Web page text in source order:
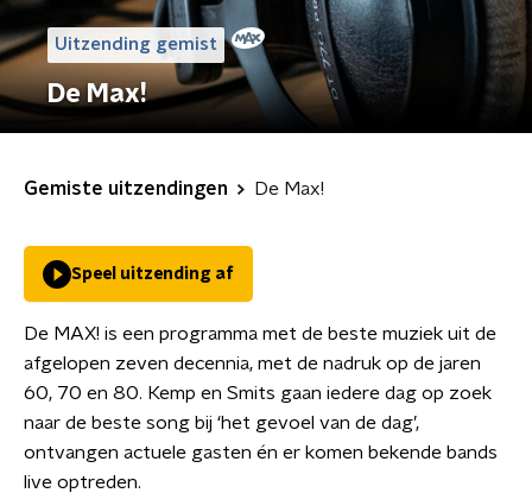
Uitzending gemist
De Max!
Gemiste uitzendingen De Max!
Speel uitzending af
De MAX! is een programma met de beste muziek uit de
afgelopen zeven decennia, met de nadruk op de jaren
60, 70 en 80. Kemp en Smits gaan iedere dag op zoek
naar de beste song bij ‘het gevoel van de dag’,
ontvangen actuele gasten én er komen bekende bands
live optreden.